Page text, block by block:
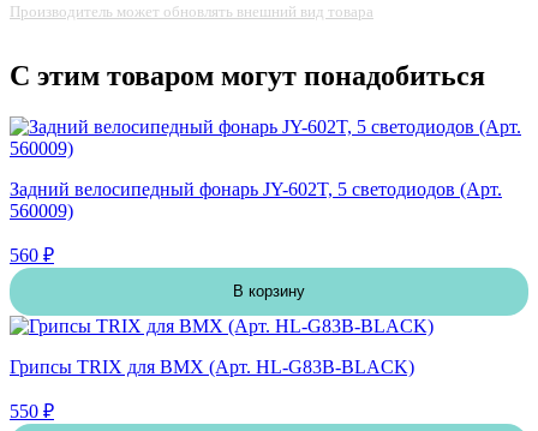
Производитель может обновлять внешний вид товара
С этим товаром могут понадобиться
Задний велосипедный фонарь JY-602T, 5 светодиодов (Арт.
560009)
560 ₽
В корзину
Грипсы TRIX для BMX (Арт. HL-G83B-BLACK)
550 ₽